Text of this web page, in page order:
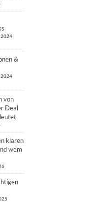
2024
&
2024
von
Deal
klaren
wem